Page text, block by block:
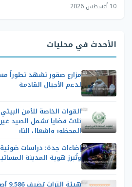
10 أغسطس 2026
الأحدث في محليات
مزارع صقور تشهد تطوراً
لدعم الأجيال القادمة
القوات الخاصة للأمن
ثلاث قضايا تشمل الصيد
المحظور وإشعال النار
إضاءات جدة: دراسات
وتُبرز هوية المدينة